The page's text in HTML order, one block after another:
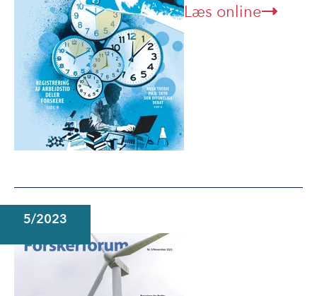
Læs online
5/2023